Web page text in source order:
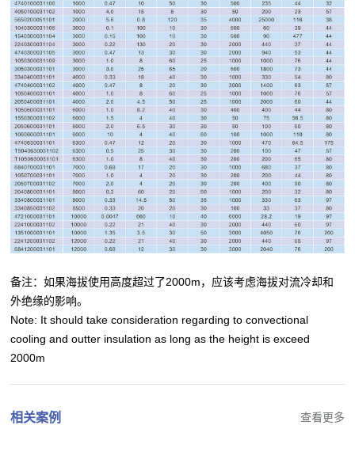
备注：如果海拔使用高度超过了2000m，应该考虑海拔对流冷却和
外绝缘的影响。
Note: It should take consideration regarding to convectional
cooling and outter insulation as long as the height is exceed
2000m
相关案例 查看更多